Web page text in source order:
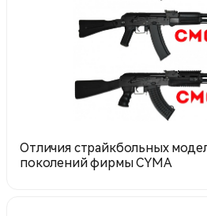
Отличия страйкбольных
поколений фирмы CYMA